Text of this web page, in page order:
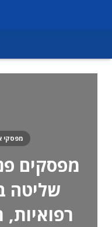
מפסקים
שליטה
רפואיות,
מפסקי